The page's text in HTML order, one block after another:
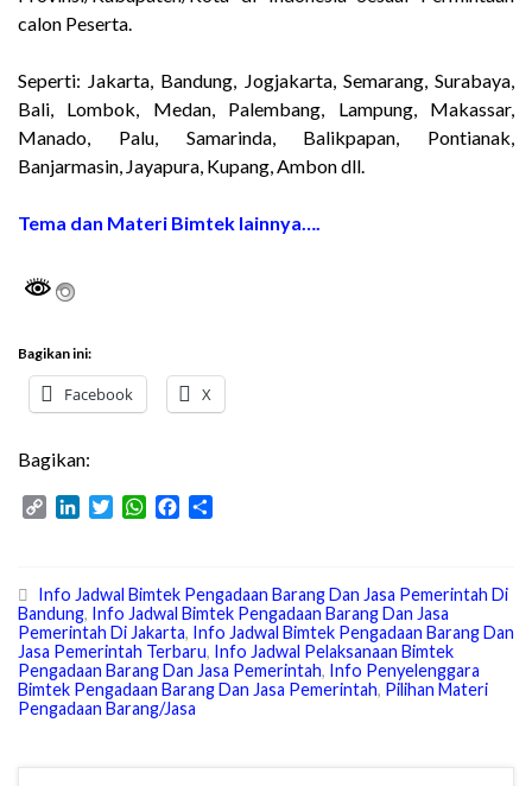
calon Peserta.
Seperti: Jakarta, Bandung, Jogjakarta, Semarang, Surabaya,
Bali, Lombok, Medan, Palembang, Lampung, Makassar,
Manado, Palu, Samarinda, Balikpapan, Pontianak,
Banjarmasin, Jayapura, Kupang, Ambon dll.
Tema dan Materi Bimtek lainnya….
Bagikan ini:
Facebook X
Bagikan:
L
i
n
k
e
d
I
n
t
e
r
W
s
A
p
p
b
o
o
k
e
Info Jadwal Bimtek Pengadaan Barang Dan Jasa Pemerintah Di
Bandung, Info Jadwal Bimtek Pengadaan Barang Dan Jasa
Pemerintah Di Jakarta, Info Jadwal Bimtek Pengadaan Barang Dan
Jasa Pemerintah Terbaru, Info Jadwal Pelaksanaan Bimtek
Pengadaan Barang Dan Jasa Pemerintah, Info Penyelenggara
Bimtek Pengadaan Barang Dan Jasa Pemerintah, Pilihan Materi
Pengadaan Barang/Jasa